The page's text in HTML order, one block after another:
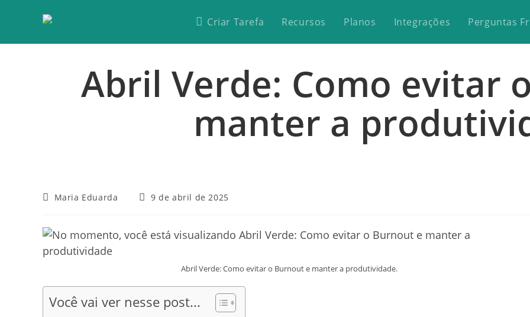
Criar Tarefa Recursos Planos Integrações Perguntas
Abril Verde: Como evitar
manter a
Maria Eduarda 9 de abril de 2025
Abril Verde: Como evitar o Burnout e manter a produtividade.
Você vai ver nesse post...